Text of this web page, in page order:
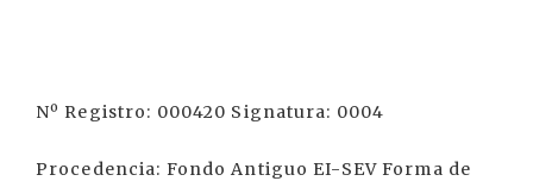
Nº Registro: 000420 Signatura: 0004
Procedencia: Fondo Antiguo EI-SEV Forma de